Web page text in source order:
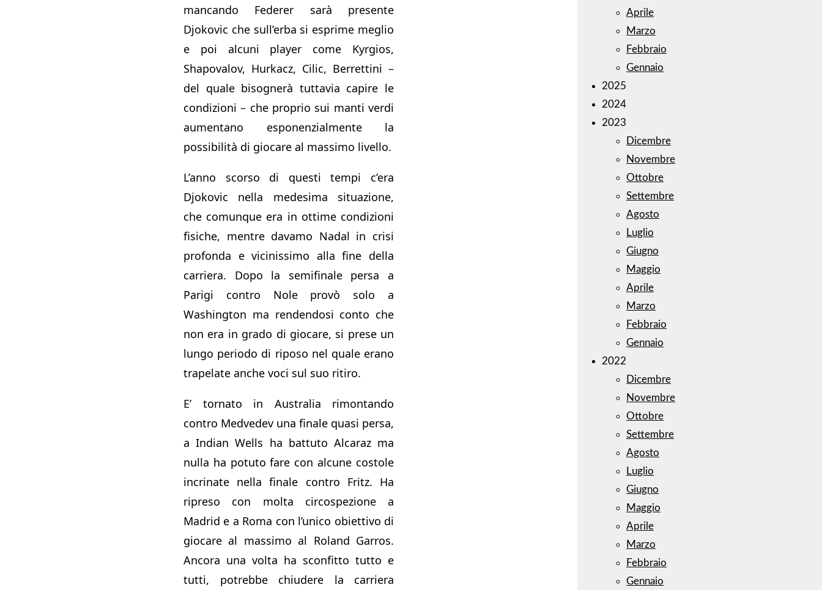
mancando Federer sarà presente
Djokovic che sull’erba si esprime meglio
e poi alcuni player come Kyrgios,
Shapovalov, Hurkacz, Cilic, Berrettini –
del quale bisognerà tuttavia capire le
condizioni – che proprio sui manti verdi
aumentano esponenzialmente la
possibilità di giocare al massimo livello.
L’anno scorso di questi tempi c’era
Djokovic nella medesima situazione,
che comunque era in ottime condizioni
fisiche, mentre davamo Nadal in crisi
profonda e vicinissimo alla fine della
carriera. Dopo la semifinale persa a
Parigi contro Nole provò solo a
Washington ma rendendosi conto che
non era in grado di giocare, si prese un
lungo periodo di riposo nel quale erano
trapelate anche voci sul suo ritiro.
E’ tornato in Australia rimontando
contro Medvedev una finale quasi persa,
a Indian Wells ha battuto Alcaraz ma
nulla ha potuto fare con alcune costole
incrinate nella finale contro Fritz. Ha
ripreso con molta circospezione a
Madrid e a Roma con l’unico obiettivo di
giocare al massimo al Roland Garros.
Ancora una volta ha sconfitto tutto e
tutti, potrebbe chiudere la carriera
Aprile
Marzo
Febbraio
Gennaio
2025
2024
2023
Dicembre
Novembre
Ottobre
Settembre
Agosto
Luglio
Giugno
Maggio
Aprile
Marzo
Febbraio
Gennaio
2022
Dicembre
Novembre
Ottobre
Settembre
Agosto
Luglio
Giugno
Maggio
Aprile
Marzo
Febbraio
Gennaio